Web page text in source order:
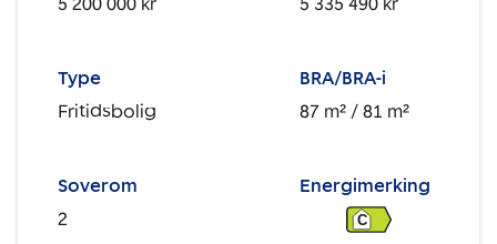
Type
Fritidsbolig
BRA/BRA-i
87 m² / 81 m²
Soverom
2
Energimerking
C